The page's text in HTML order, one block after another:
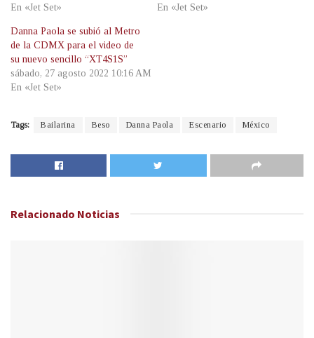
En «Jet Set» En «Jet Set»
Danna Paola se subió al Metro
de la CDMX para el video de
su nuevo sencillo “XT4S1S”
sábado, 27 agosto 2022 10:16 AM
En «Jet Set»
Tags: Bailarina Beso Danna Paola Escenario México
Relacionado Noticias